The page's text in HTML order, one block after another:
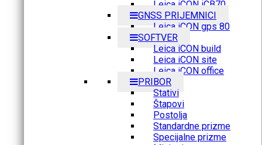
Leica iCON iCB70
GNSS PRIJEMNICI
Leica iCON gps 80
SOFTVER
Leica iCON build
Leica iCON site
Leica iCON office
PRIBOR
Stativi
Štapovi
Postolja
Standardne prizme
Specijalne prizme